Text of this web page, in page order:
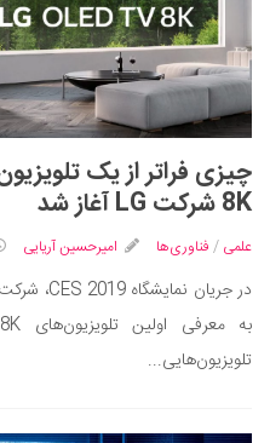
8K شرکت LG آغاز شد
علمی / فناوری‌ها امیرحسین آریایی
تلویزیون‌هایی...